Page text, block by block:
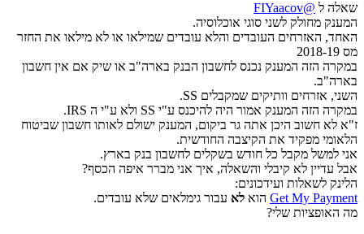
שאלה ל @FIYaacov
המענק מחולק לשני סוגי אוכלוסיה.
האחד, האזרחים העובדים והלא עובדים שמילאו או לא מילאו את החזר
מס 2018-19
במקרה הזה המענק נכנס לחשבון הבנק בארה"ב או שיק אם אין חשבון
בארה"ב.
השני, אזרחים וותיקים שמקבלים SS.
במקרה הזה המענק אמור היה להיכנס ע"י SS ולא ע"י ה IRS.
ז"א לא חשוב היכן אתה גר ביקום, המענק ישולם לאותו חשבון שביטוח
הלאומי מפקיד את הקיצבה החודשית.
אני למשל מקבל כל חודש בשקלים לחשבון בנק בארץ.
אבל עדיין לא קיבלי והשאלה, איך אני מברר איפה הכסף?
הלינק לשאלות ועידכונים:
Get My Payment הוא לא עבור גימלאים שלא עובדים.
מה האופציות שלי?